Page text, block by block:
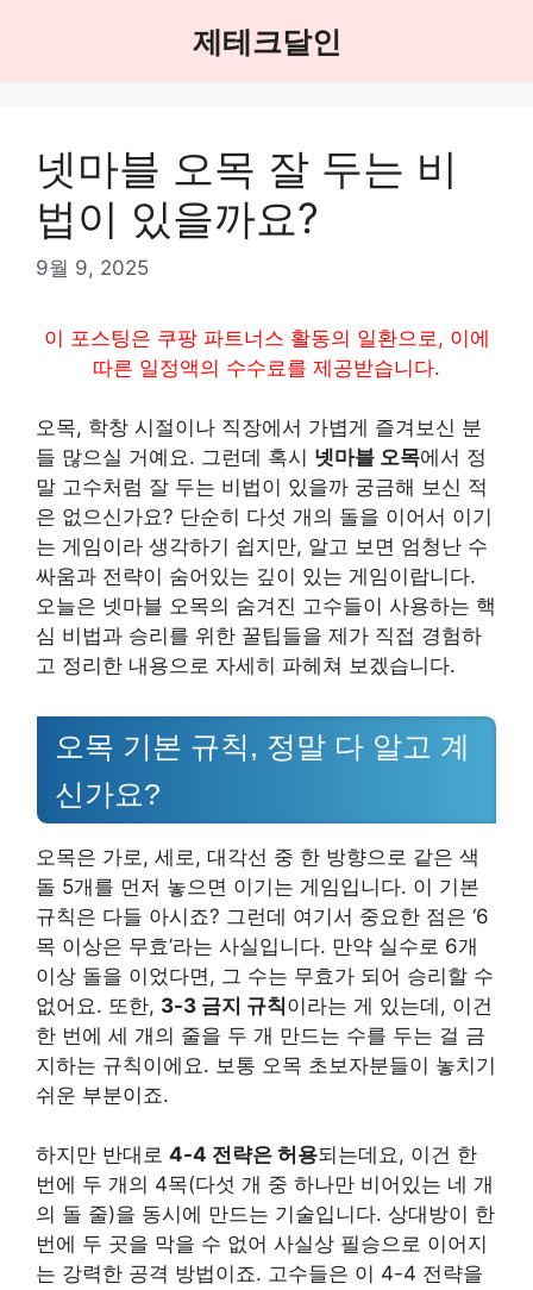
제테크달인
넷마블 오목 잘 두는 비
법이 있을까요?
9월 9, 2025
이 포스팅은 쿠팡 파트너스 활동의 일환으로, 이에
따른 일정액의 수수료를 제공받습니다.
오목, 학창 시절이나 직장에서 가볍게 즐겨보신 분
들 많으실 거예요. 그런데 혹시 넷마블 오목에서 정
말 고수처럼 잘 두는 비법이 있을까 궁금해 보신 적
은 없으신가요? 단순히 다섯 개의 돌을 이어서 이기
는 게임이라 생각하기 쉽지만, 알고 보면 엄청난 수
싸움과 전략이 숨어있는 깊이 있는 게임이랍니다.
오늘은 넷마블 오목의 숨겨진 고수들이 사용하는 핵
심 비법과 승리를 위한 꿀팁들을 제가 직접 경험하
고 정리한 내용으로 자세히 파헤쳐 보겠습니다.
오목 기본 규칙, 정말 다 알고 계
신가요?
오목은 가로, 세로, 대각선 중 한 방향으로 같은 색
돌 5개를 먼저 놓으면 이기는 게임입니다. 이 기본
규칙은 다들 아시죠? 그런데 여기서 중요한 점은 ‘6
목 이상은 무효’라는 사실입니다. 만약 실수로 6개
이상 돌을 이었다면, 그 수는 무효가 되어 승리할 수
없어요. 또한, 3-3 금지 규칙이라는 게 있는데, 이건
한 번에 세 개의 줄을 두 개 만드는 수를 두는 걸 금
지하는 규칙이에요. 보통 오목 초보자분들이 놓치기
쉬운 부분이죠.
하지만 반대로 4-4 전략은 허용되는데요, 이건 한
번에 두 개의 4목(다섯 개 중 하나만 비어있는 네 개
의 돌 줄)을 동시에 만드는 기술입니다. 상대방이 한
번에 두 곳을 막을 수 없어 사실상 필승으로 이어지
는 강력한 공격 방법이죠. 고수들은 이 4-4 전략을